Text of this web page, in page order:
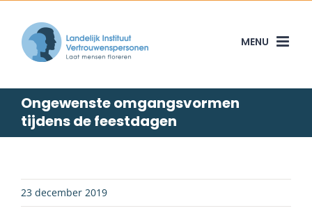
content
Ongewenste omgangsvormen
tijdens de feestdagen
23 december 2019